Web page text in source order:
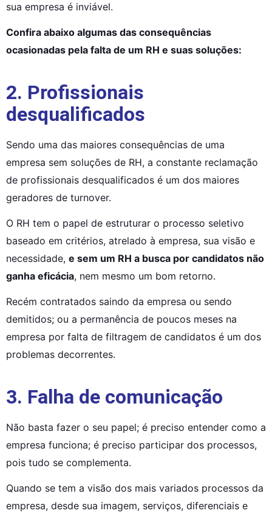
sua empresa é inviável.
Confira abaixo algumas das consequências
ocasionadas pela falta de um RH e suas soluções:
2. Profissionais
desqualificados
Sendo uma das maiores consequências de uma
empresa sem soluções de RH, a constante reclamação
de profissionais desqualificados é um dos maiores
geradores de turnover.
O RH tem o papel de estruturar o processo seletivo
baseado em critérios, atrelado à empresa, sua visão e
necessidade, e sem um RH a busca por candidatos não
ganha eficácia, nem mesmo um bom retorno.
Recém contratados saindo da empresa ou sendo
demitidos; ou a permanência de poucos meses na
empresa por falta de filtragem de candidatos é um dos
problemas decorrentes.
3. Falha de comunicação
Não basta fazer o seu papel; é preciso entender como a
empresa funciona; é preciso participar dos processos,
pois tudo se complementa.
Quando se tem a visão dos mais variados processos da
empresa, desde sua imagem, serviços, diferenciais e